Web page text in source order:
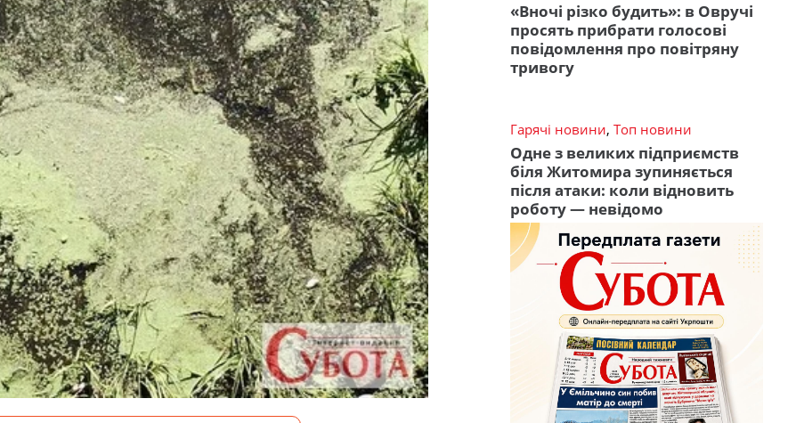
«Вночі різко будить»: в Овручі
просять прибрати голосові
повідомлення про повітряну
тривогу
Гарячі новини, Топ новини
Одне з великих підприємств
біля Житомира зупиняється
після атаки: коли відновить
роботу — невідомо